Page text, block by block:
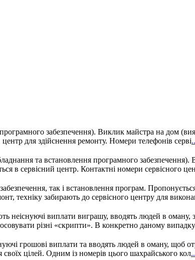
забезпечення). Виклик майстра на дом
для здійснення ремонту. Номери телефонів серві
та встановлення програмного забезпечення).
в сервісний центр. Контактні номери сервісного
так і встановлення програм.
техніку забирають до сервісного центру для
неіснуючі виплати виграшу, вводять людей в
різні «скрипти». В конкретно даному
грошові виплати та вводять людей в оману, щоб
цілей. Одним із номерів цього шахрайського кол